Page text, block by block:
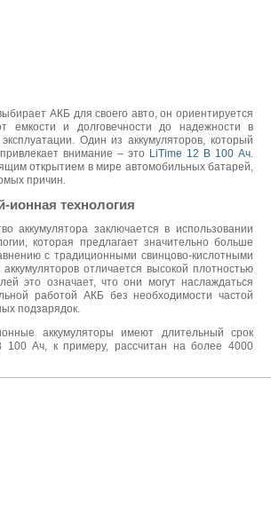
АКБ для своего авто, он ориентируется
емкости и долговечности до надежности в
Один из аккумуляторов, который
внимание – это LiTime 12 В 100 Ач.
открытием в мире автомобильных батарей,
причин.
ионная технология
аккумулятора заключается в использовании
которая предлагает значительно больше
с традиционными свинцово-кислотными
отличается высокой плотностью
это означает, что они могут наслаждаться
работой АКБ без необходимости частой
подзарядок.
аккумуляторы имеют длительный срок
Ач, к примеру, рассчитан на более 4000